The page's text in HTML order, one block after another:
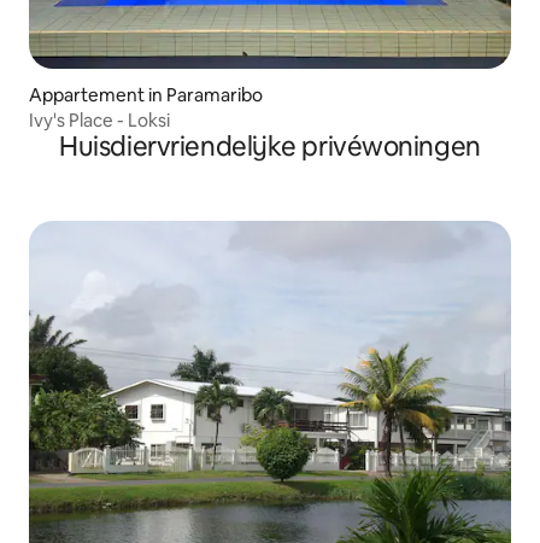
Appartement in Paramaribo
Ivy's Place - Loksi
Huisdiervriendelijke privéwoningen